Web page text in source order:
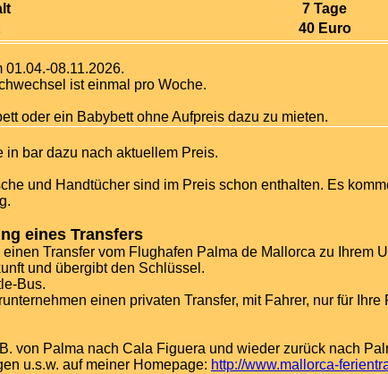
7 Tage
40 Euro
01.04.-08.11.2026.
ist einmal pro Woche.
oder ein Babybett ohne Aufpreis dazu zu mieten.
in bar dazu nach aktuellem Preis.
und Handtücher sind im Preis schon enthalten. Es
eines Transfers
Transfer vom Flughafen Palma de Mallorca zu
und übergibt den Schlüssel.
Bus.
einen privaten Transfer, mit Fahrer, nur für
von Palma nach Cala Figuera und wieder zurück nach
u.s.w. auf meiner Homepage: http://www.mallorca-